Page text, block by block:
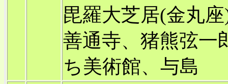
毘羅大芝居(金丸
善通寺、猪熊弦一
ち美術館、与島